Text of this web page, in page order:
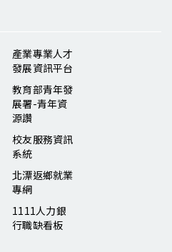
產業專業人才
發展資訊平台
教育部青年發
展署-青年資
源讚
校友服務資訊
系統
北漂返鄉就業
專網
1111人力銀
行職缺看板